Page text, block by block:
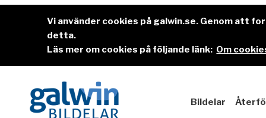
Vi använder cookies på galwin.se. Genom att
detta.
Läs mer om cookies på följande länk: Om
Bildelar